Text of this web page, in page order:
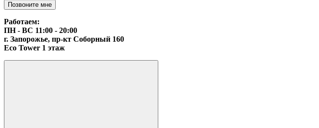
Позвоните мне
Работаем:
ПН - ВС 11:00 - 20:00
г. Запорожье, пр-кт Соборный 160
Eco Tower 1 этаж